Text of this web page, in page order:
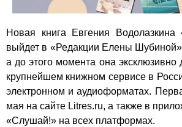
Новая книга Евгения Водолазкина
выйдет в «Редакции Елены
а до этого момента она эксклюзивно
крупнейшем книжном сервисе в
электронном и аудиоформатах.
мая на сайте Litres.ru, а также в
«Слушай!» на всех платформах.